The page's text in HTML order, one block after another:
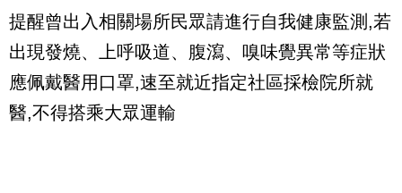
提醒曾出入相關場所民眾請進行自我健康監測,若
出現發燒、上呼吸道、腹瀉、嗅味覺異常等症狀
應佩戴醫用口罩,速至就近指定社區採檢院所就
醫,不得搭乘大眾運輸